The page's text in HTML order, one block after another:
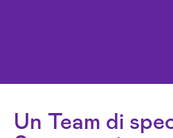
Un Team di